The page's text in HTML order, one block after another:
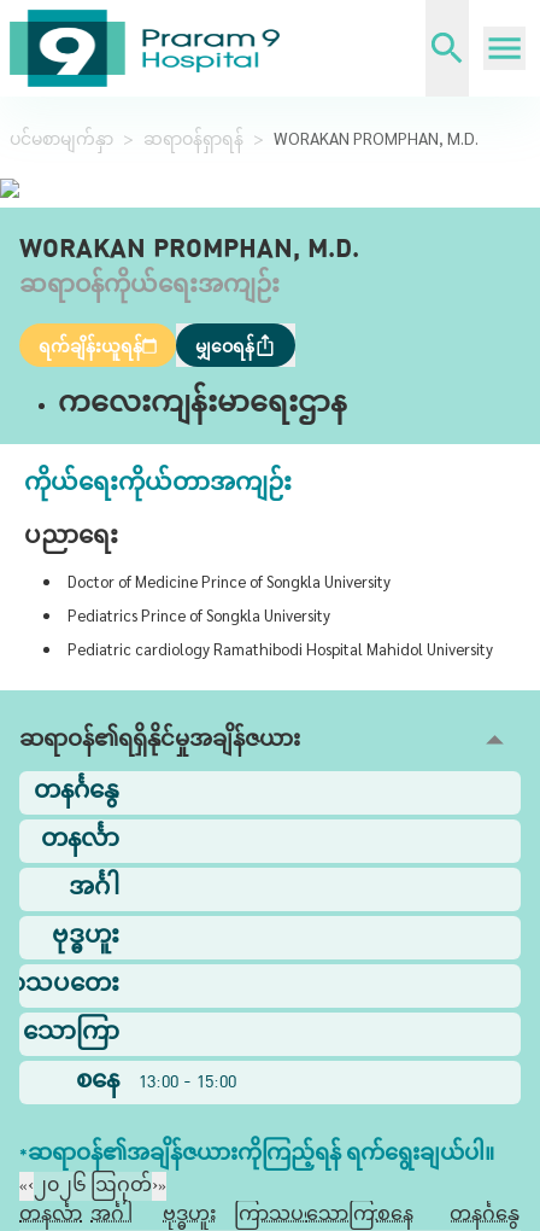
ပင်မစာမျက်နှာ > ဆရာဝန်ရှာရန် > WORAKAN PROMPHAN, M.D.
WORAKAN PROMPHAN, M.D.
ဆရာဝန်ကိုယ်ရေးအကျဉ်း
ရက်ချိန်းယူရန် မျှဝေရန်
ကလေးကျန်းမာရေးဌာန
ကိုယ်ရေးကိုယ်တာအကျဉ်း
ပညာရေး
Doctor of Medicine Prince of Songkla University
Pediatrics Prince of Songkla University
Pediatric cardiology Ramathibodi Hospital Mahidol University
ဆရာဝန်၏ရရှိနိုင်မှုအချိန်ဇယား
တနင်္ဂနွေ
တနင်္လာ
အင်္ဂါ
ဗုဒ္ဓဟူး
ာသပတေး
သောကြာ
စနေ
13:00 - 15:00
*ဆရာဝန်၏အချိန်ဇယားကိုကြည့်ရန် ရက်ရွေးချယ်ပါ။
«‹ ၂၀၂၆ ဩဂုတ်›»
တနင်္လာ အင်္ဂါ ဗုဒ္ဓဟူး ကြာသပတေးသောကြာစနေ
တနင်္ဂနွေ